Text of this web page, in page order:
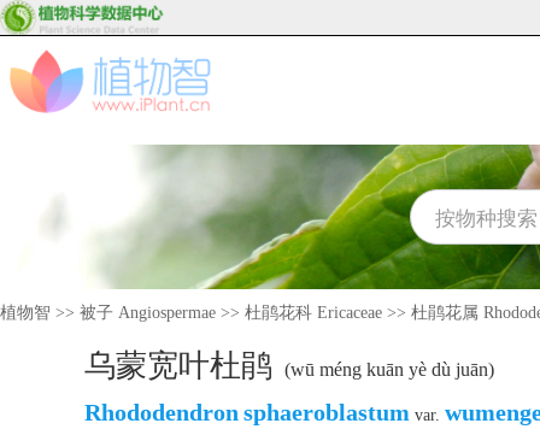
植物智 >> 被子 Angiospermae >> 杜鹃花科 Ericaceae >> 杜鹃花属
乌蒙宽叶杜鹃 (wū méng kuān yè dù juān)
Rhododendron sphaeroblastum var.